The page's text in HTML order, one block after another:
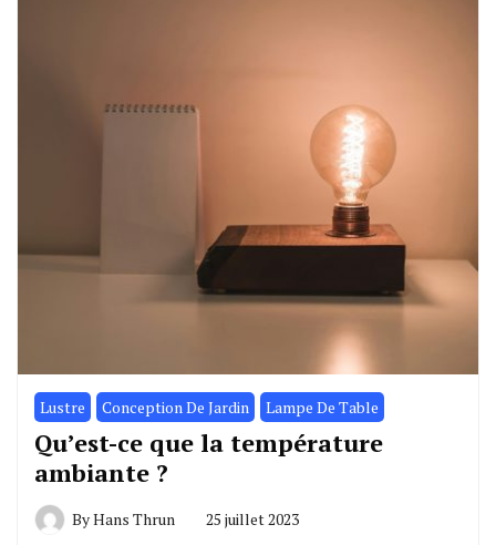
Lustre Conception De Jardin Lampe De Table
Qu’est-ce que la température
ambiante ?
ByHans Thrun 25 juillet 2023